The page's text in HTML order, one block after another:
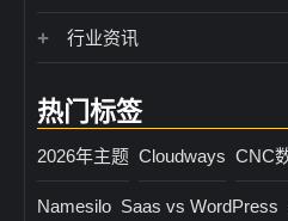
行业资讯
热门标签
2026年主题 Cloudways CNC
Namesilo Saas vs WordPress